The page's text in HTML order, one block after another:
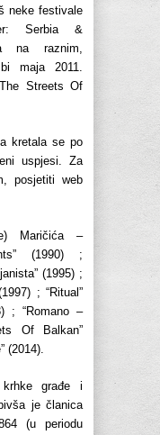
neke festivale
Serbia &
na raznim,
maja 2011.
Streets Of
kretala se po
uspjesi. Za
posjetiti web
Maričića –
(1990) ;
(1995) ;
; “Ritual”
; “Romano –
Of Balkan”
(2014).
građe i
je članica
(u periodu